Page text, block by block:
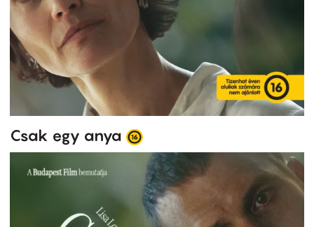
Csak egy anya